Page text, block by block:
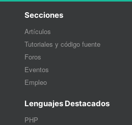
Secciones
Artículos
Tutoriales y código fuente
Foros
Eventos
Empleo
Lenguajes Destacados
PHP